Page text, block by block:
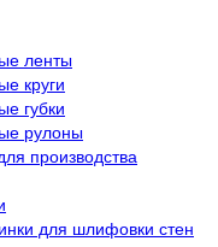
ленты
круги
губки
рулоны
производства
для шлифовки стен